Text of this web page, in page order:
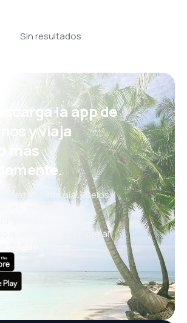
Sin resultados
la app de
y viaja
más
ofertas cada día: vuelos,
escapadas
gestión de reservas
lo que importa, siempre al